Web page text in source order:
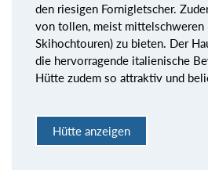
den riesigen Fornigletscher.
von tollen, meist mittelschweren
Skihochtouren) zu bieten. Der
die hervorragende italienische
Hütte zudem so attraktiv und
Hütte anzeigen